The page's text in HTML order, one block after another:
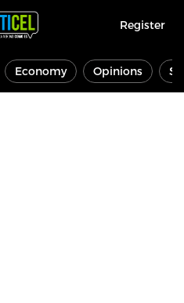
Register
Economy Opinions